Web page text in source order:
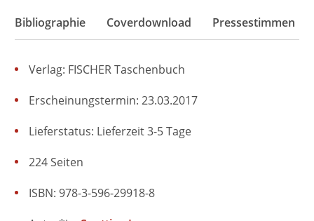
Bibliographie Coverdownload Pressestimmen
Verlag: FISCHER Taschenbuch
Erscheinungstermin: 23.03.2017
Lieferstatus: Lieferzeit 3-5 Tage
ISBN: 978-3-596-29918-8
224 Seiten